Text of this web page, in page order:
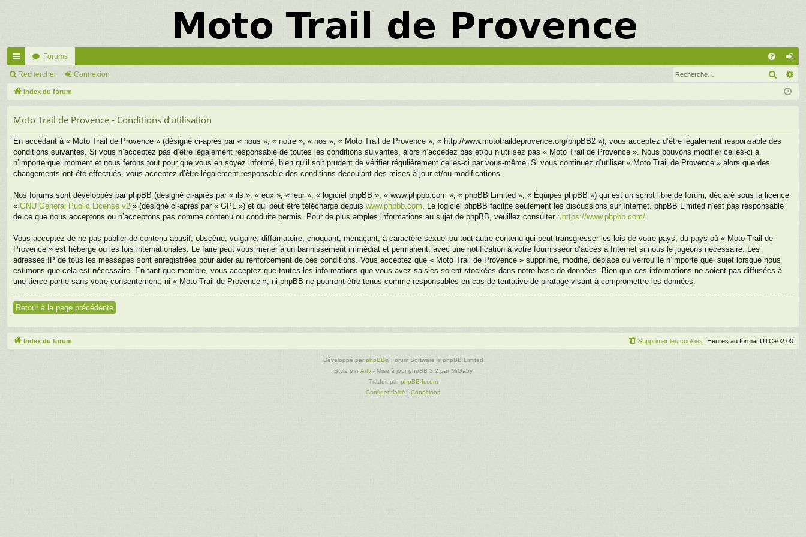
cc
ès
de
Forums
FA on
ne
Rechercher Connexion
Index du forum
Moto Trail de Provence - Conditions d’utilisation
En accédant à « Moto Trail de Provence » (désigné ci-après par « nous », « notre », « nos », « Moto Trail de Provence », « http://www.mototraildeprovence.org/phpBB2 »), vous acceptez d’être légalement responsable des
conditions suivantes. Si vous n’acceptez pas d’être légalement responsable de toutes les conditions suivantes, alors n’accédez pas et/ou n’utilisez pas « Moto Trail de Provence ». Nous pouvons modifier celles-ci à
n’importe quel moment et nous ferons tout pour que vous en soyez informé, bien qu’il soit prudent de vérifier régulièrement celles-ci par vous-même. Si vous continuez d’utiliser « Moto Trail de Provence » alors que des
changements ont été effectués, vous acceptez d’être légalement responsable des conditions découlant des mises à jour et/ou modifications.
Nos forums sont développés par phpBB (désigné ci-après par « ils », « eux », « leur », « logiciel phpBB », « www.phpbb.com », « phpBB Limited », « Équipes phpBB ») qui est un script libre de forum, déclaré sous la licence
« GNU General Public License v2 » (désigné ci-après par « GPL ») et qui peut être téléchargé depuis www.phpbb.com . Le logiciel phpBB facilite seulement les discussions sur Internet. phpBB Limited n’est pas responsable
de ce que nous acceptons ou n’acceptons pas comme contenu ou conduite permis. Pour de plus amples informations au sujet de phpBB, veuillez consulter : https://www.phpbb.com/
Vous acceptez de ne pas publier de contenu abusif, obscène, vulgaire, diffamatoire, choquant, menaçant, à caractère sexuel ou tout autre contenu qui peut transgresser les lois de votre pays, du pays où « Moto Trail de
Provence » est hébergé ou les lois internationales. Le faire peut vous mener à un bannissement immédiat et permanent, avec une notification à votre fournisseur d’accès à Internet si nous le jugeons nécessaire. Les
adresses IP de tous les messages sont enregistrées pour aider au renforcement de ces conditions. Vous acceptez que « Moto Trail de Provence » supprime, modifie, déplace ou verrouille n’importe quel sujet lorsque nous
estimons que cela est nécessaire. En tant que membre, vous acceptez que toutes les informations que vous avez saisies soient stockées dans notre base de données. Bien que ces informations ne soient pas diffusées à
une tierce partie sans votre consentement, ni « Moto Trail de Provence », ni phpBB ne pourront être tenus comme responsables en cas de tentative de piratage visant à compromettre les données.
Retour à la page précédente
Index du forum Heures au format UTC+02:00
Supprimer les cookies
Développé par phpBB® Forum Software © phpBB Limited
Style par Arty- Mise à jour phpBB 3.2 par MrGaby
Traduit par phpBB-fr.com
Confidentialité | Conditions